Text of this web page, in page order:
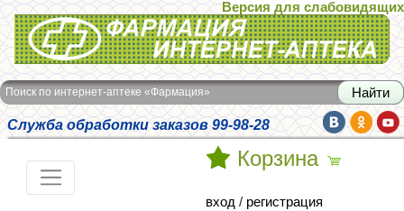
Интернет-аптека Фармация
Версия для слабовидящих
Поиск по интернет-аптеке «Фармация»
Служба обработки заказов 99-98-28
Корзина
вход / регистрация